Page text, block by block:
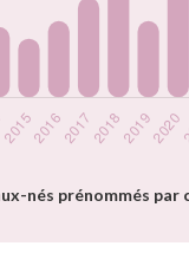
nés prénommés par